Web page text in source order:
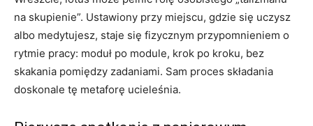
na skupienie”. Ustawiony przy miejscu, gdzie się uczysz
albo medytujesz, staje się fizycznym przypomnieniem o
rytmie pracy: moduł po module, krok po kroku, bez
skakania pomiędzy zadaniami. Sam proces składania
doskonale tę metaforę ucieleśnia.